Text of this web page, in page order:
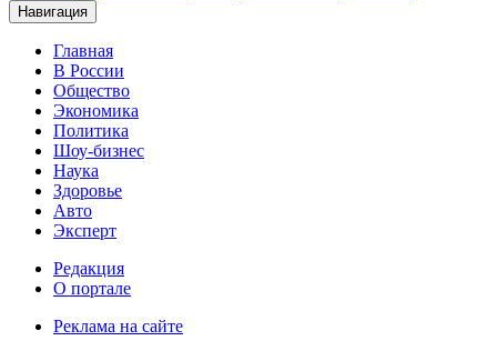
Навигация
Главная
В России
Общество
Экономика
Политика
Шоу-бизнес
Наука
Здоровье
Авто
Эксперт
Редакция
О портале
Реклама на сайте